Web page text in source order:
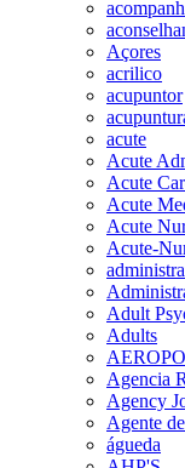
Açores
acrilico
acupuntor
acute
Acute
Acute
Acute
Acute
Acute-
Adult
Adults
Agencia
Agency
Agente
águeda